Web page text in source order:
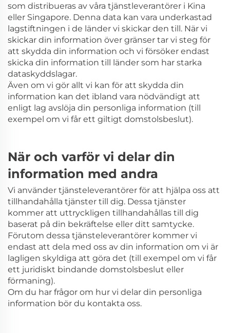
som distribueras av våra tjänstleverantörer i Kina
eller Singapore. Denna data kan vara underkastad
lagstiftningen i de länder vi skickar den till. När vi
skickar din information över gränser tar vi steg för
att skydda din information och vi försöker endast
skicka din information till länder som har starka
dataskyddslagar.
Även om vi gör allt vi kan för att skydda din
information kan det ibland vara nödvändigt att
enligt lag avslöja din personliga information (till
exempel om vi får ett giltigt domstolsbeslut).
När och varför vi delar din
information med andra
Vi använder tjänsteleverantörer för att hjälpa oss att
tillhandahålla tjänster till dig. Dessa tjänster
kommer att uttryckligen tillhandahållas till dig
baserat på din bekräftelse eller ditt samtycke.
Förutom dessa tjänsteleverantörer kommer vi
endast att dela med oss av din information om vi är
lagligen skyldiga att göra det (till exempel om vi får
ett juridiskt bindande domstolsbeslut eller
förmaning).
Om du har frågor om hur vi delar din personliga
information bör du kontakta oss.